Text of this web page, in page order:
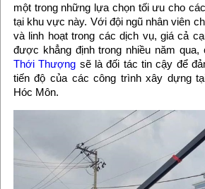
một trong những lựa chọn tối ưu cho
tại khu vực này. Với đội ngũ nhân viên
và linh hoạt trong các dịch vụ, giá cả
được khẳng định trong nhiều năm
Thới Thượng sẽ là đối tác tin cậy để
tiến độ của các công trình xây dựng
Hóc Môn.